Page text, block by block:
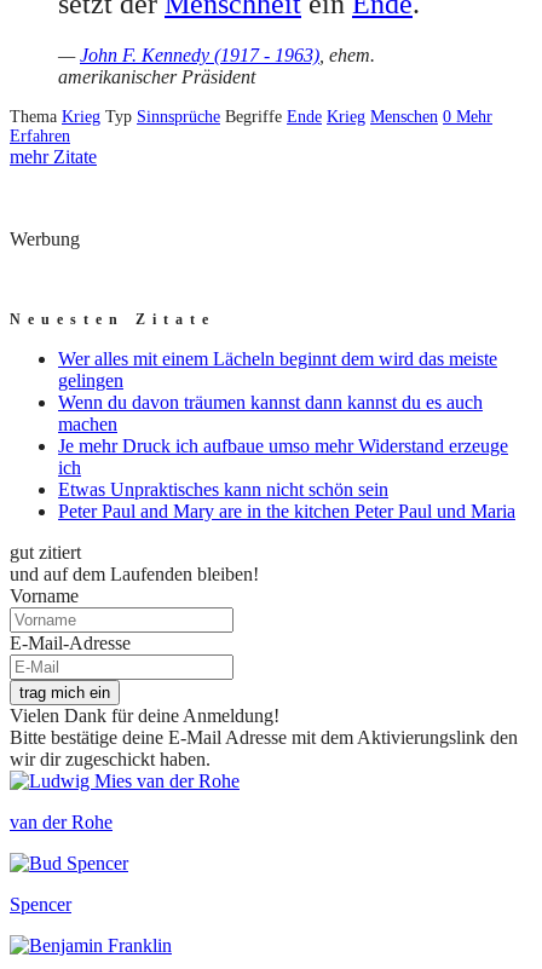
—John F. Kennedy (1917 - 1963) , ehem.
amerikanischer Präsident
Thema Krieg Typ Sinnsprüche Begriffe Ende Krieg Menschen 0 Mehr
Erfahren
mehr Zitate
Werbung
Neuesten Zitate
Wer alles mit einem Lächeln beginnt dem wird das meiste
gelingen
Wenn du davon träumen kannst dann kannst du es auch
machen
Je mehr Druck ich aufbaue umso mehr Widerstand erzeuge
ich
Etwas Unpraktisches kann nicht schön sein
Peter Paul and Mary are in the kitchen Peter Paul und Maria
gut zitiert
und auf dem Laufenden bleiben!
Vorname
E-Mail-Adresse
trag mich ein
Vielen Dank für deine Anmeldung!
Bitte bestätige deine E-Mail Adresse mit dem Aktivierungslink den
wir dir zugeschickt haben.
van der Rohe
Spencer